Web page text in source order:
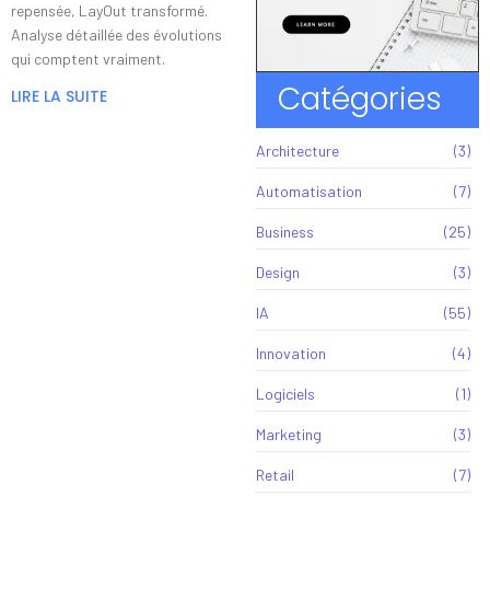
repensée, LayOut transformé.
Analyse détaillée des évolutions
qui comptent vraiment.
LIRE LA SUITE Catégories
Architecture (3)
Automatisation (7)
Business (25)
Design (3)
IA (55)
Innovation (4)
Logiciels (1)
Marketing (3)
Retail (7)